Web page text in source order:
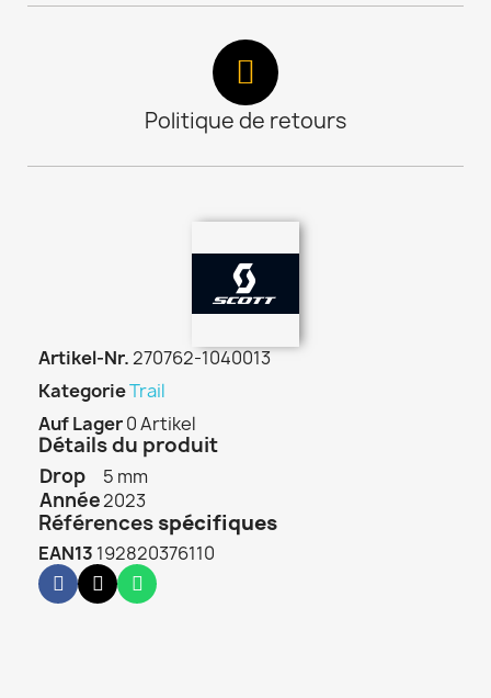
Politique de retours
Artikel-Nr.270762-1040013
KategorieTrail
Auf Lager0 Artikel
Détails du produit
Drop 5 mm
Année2023
Références spécifiques
EAN13 192820376110